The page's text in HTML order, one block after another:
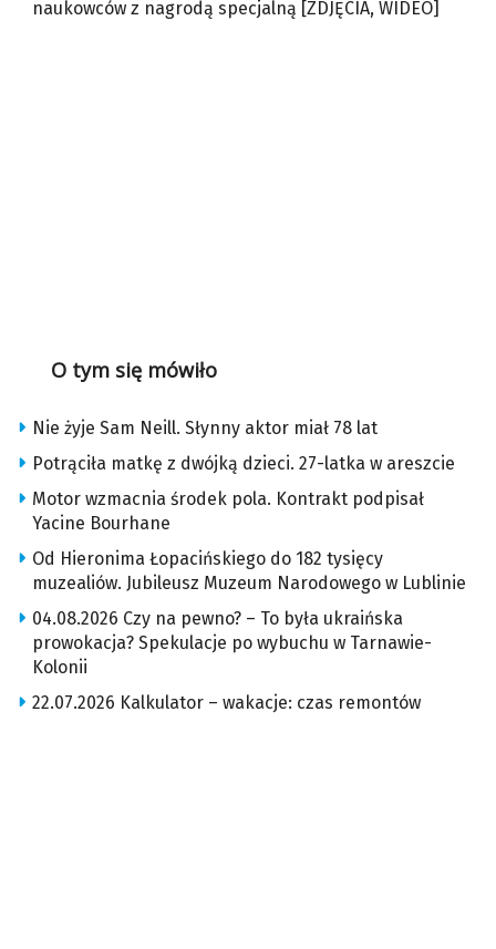
naukowców z nagrodą specjalną [ZDJĘCIA, WIDEO]
O tym się mówiło
Nie żyje Sam Neill. Słynny aktor miał 78 lat
Potrąciła matkę z dwójką dzieci. 27-latka w areszcie
Motor wzmacnia środek pola. Kontrakt podpisał
Yacine Bourhane
Od Hieronima Łopacińskiego do 182 tysięcy
muzealiów. Jubileusz Muzeum Narodowego w Lublinie
04.08.2026 Czy na pewno? – To była ukraińska
prowokacja? Spekulacje po wybuchu w Tarnawie-
Kolonii
22.07.2026 Kalkulator – wakacje: czas remontów